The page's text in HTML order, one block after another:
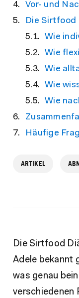
Vor- und
Die Sirtfood
Wie
Wie
Wie
Wie
Wie
Häufige
ARTIKEL
Die Sirtfood
Adele bekannt
was genau
verschiedenen